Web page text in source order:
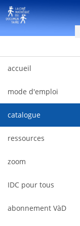
内容へスキップ
accueil
mode d'emploi
catalogue
ressources
zoom
IDC pour tous
abonnement VàD